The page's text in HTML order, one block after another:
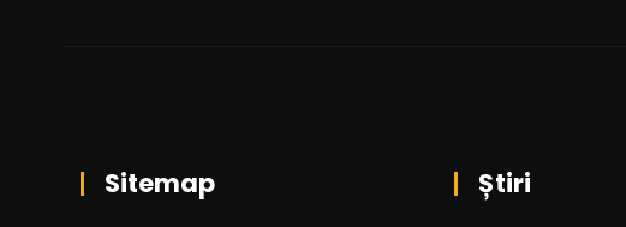
Sitemap Știri